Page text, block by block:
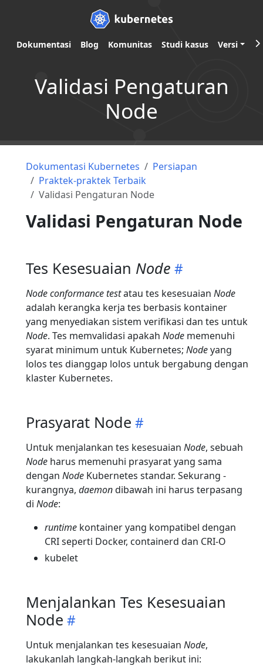
Dokumentasi Blog Komunitas Studi kasus Versi
Validasi Pengaturan
Node
Dokumentasi Kubernetes
Persiapan
Praktek-praktek Terbaik
Validasi Pengaturan Node
Validasi Pengaturan Node
Tes Kesesuaian Node
Node conformance testatau tes kesesuaian Node
adalah kerangka kerja tes berbasis kontainer
yang menyediakan sistem verifikasi dan tes untuk
Node. Tes memvalidasi apakah Node memenuhi
syarat minimum untuk Kubernetes; Nodeyang
lolos tes dianggap lolos untuk bergabung dengan
klaster Kubernetes.
Prasyarat Node
Untuk menjalankan tes kesesuaian Node, sebuah
Node harus memenuhi prasyarat yang sama
dengan Node Kubernetes standar. Sekurang -
kurangnya, daemondibawah ini harus terpasang
di Node:
runtime kontainer yang kompatibel dengan
CRI seperti Docker, containerd dan CRI-O
kubelet
Menjalankan Tes Kesesuaian
Node
Untuk menjalankan tes kesesuaian Node,
lakukanlah langkah-langkah berikut ini: